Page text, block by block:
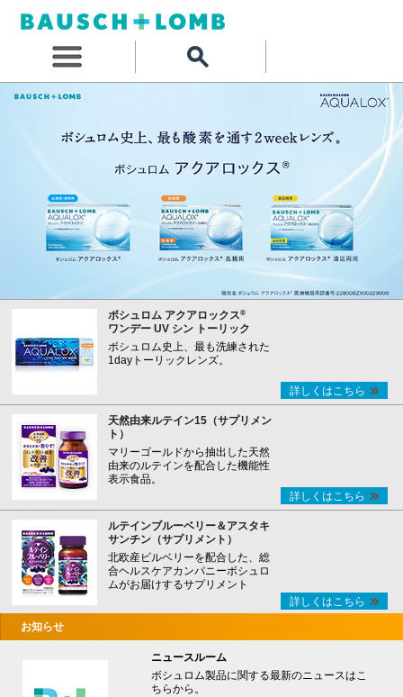
ボシュロム アクアロックス®
ワンデー UV シン トーリック
ボシュロム史上、最も洗練された
1dayトーリックレンズ。
詳しくはこちら
天然由来ルテイン15（サプリメン
ト）
マリーゴールドから抽出した天然
由来のルテインを配合した機能性
表示食品。
詳しくはこちら
ルテインブルーベリー＆アスタキ
サンチン（サプリメント）
北欧産ビルベリーを配合した、総
合ヘルスケアカンパニーボシュロ
ムがお届けするサプリメント
詳しくはこちら
お知らせ
ニュースルーム
ボシュロム製品に関する最新のニュースはこ
ちらから。